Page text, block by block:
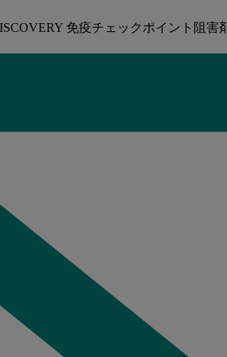
免疫チェックポイント阻